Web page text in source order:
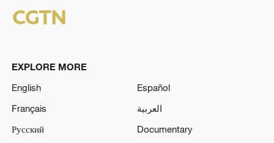
EXPLORE MORE
English
Español
Français
العربية
Русский
Documentary